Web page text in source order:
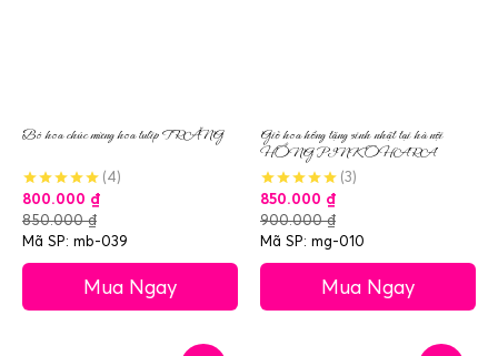
Bó hoa chúc mừng hoa tulip TRẮNG
(4)
800.000 ₫
850.000₫
Mã SP: mb-039
Mua Ngay
Giỏ hoa hồng tặng sinh nhật tại hà nội
HỒNG PINK OHARA
(3)
850.000 ₫
900.000₫
Mã SP: mg-010
Mua Ngay